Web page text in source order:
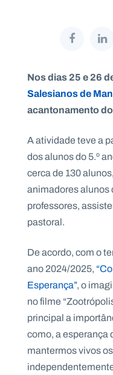
Nos dias 25 e 26
Salesianos de
acantonamento
A atividade teve a
dos alunos do 5.º
cerca de 130
animadores alunos
professores,
pastoral.
De acordo, com o
ano 2024/2025,
Esperança”, o
no filme
principal a
como, a esperança
mantermos vivos
Recursos
O
R
T
A
N
C
O
N
A
L
a
l
e
s
i
a
n
o
s
.
p
t